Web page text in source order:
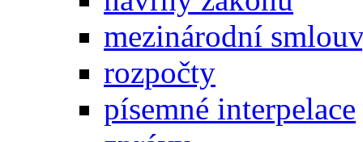
mezinárodní
rozpočty
písemné interpelace